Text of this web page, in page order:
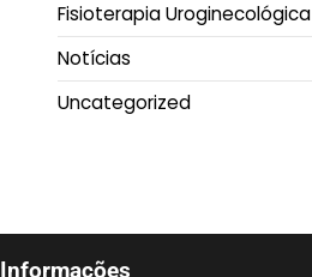
Fisioterapia Uroginecológica
Notícias
Uncategorized
Informações